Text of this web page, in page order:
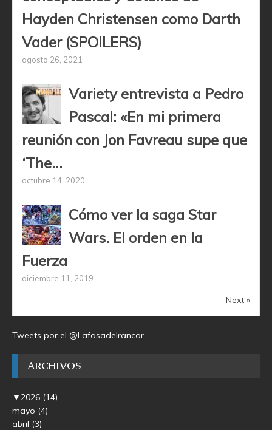
Hayden Christensen como Darth
Vader (SPOILERS)
agosto 26, 2021
Variety entrevista a Pedro
Pascal: «En mi primera
reunión con Jon Favreau supe que
‘The...
octubre 14, 2020
Cómo ver la saga Star
Wars. El orden en la
Fuerza
diciembre 11, 2019
Next »
Tweets por el @Lafosadelrancor.
ARCHIVOS
▼2026 (14)
mayo (4)
abril (3)